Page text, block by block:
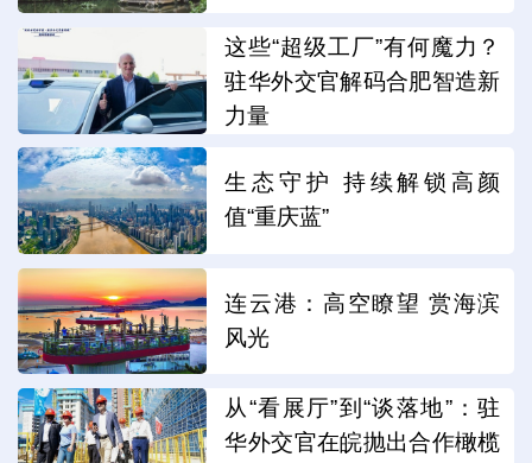
这些“超级工厂”有何魔力？
驻华外交官解码合肥智造新
力量
生态守护 持续解锁高颜
值“重庆蓝”
连云港：高空瞭望 赏海滨
风光
从“看展厅”到“谈落地”：驻
华外交官在皖抛出合作橄榄